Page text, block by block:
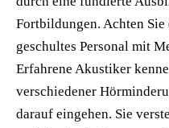
Fortbildungen. Achten
geschultes Personal mit
Erfahrene Akustiker
verschiedener
darauf eingehen. Sie